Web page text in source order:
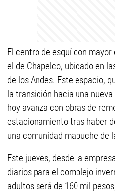
El centro de esquí con
el de Chapelco, ubicado en
de los Andes. Este espacio,
la transición hacia una
hoy avanza con obras de
estacionamiento tras haber
una comunidad mapuche de
Este jueves, desde la
diarios para el complejo
adultos será de 160 mil